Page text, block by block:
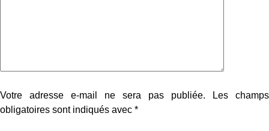
Votre adresse e-mail ne sera pas publiée.
Les champs
obligatoires sont indiqués avec *